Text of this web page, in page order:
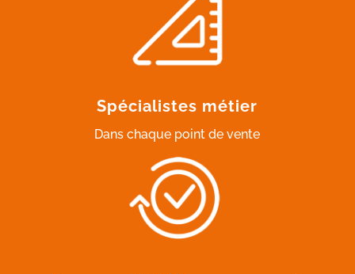
Spécialistes métier
Dans chaque point de vente